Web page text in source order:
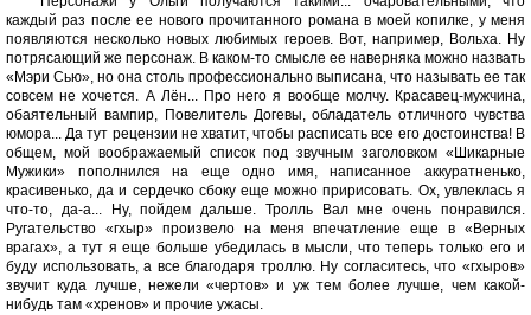
каждый раз после ее нового прочитанного романа в моей копилке, у меня
появляются несколько новых любимых героев. Вот, например, Вольха. Ну
потрясающий же персонаж. В каком-то смысле ее наверняка можно назвать
«Мэри Сью», но она столь профессионально выписана, что называть ее так
совсем не хочется. А Лён... Про него я вообще молчу. Красавец-мужчина,
обаятельный вампир, Повелитель Догевы, обладатель отличного чувства
юмора... Да тут рецензии не хватит, чтобы расписать все его достоинства! В
общем, мой воображаемый список под звучным заголовком «Шикарные
Мужики» пополнился на еще одно имя, написанное аккуратненько,
красивенько, да и сердечко сбоку еще можно пририсовать. Ох, увлеклась я
что-то, да-а... Ну, пойдем дальше. Тролль Вал мне очень понравился.
Ругательство «гхыр» произвело на меня впечатление еще в «Верных
врагах», а тут я еще больше убедилась в мысли, что теперь только его и
буду использовать, а все благодаря троллю. Ну согласитесь, что «гхыров»
звучит куда лучше, нежели «чертов» и уж тем более лучше, чем какой-
нибудь там «хренов» и прочие ужасы.